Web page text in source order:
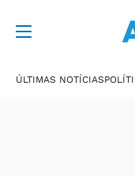
ÚLTIMAS NOTÍCIAS